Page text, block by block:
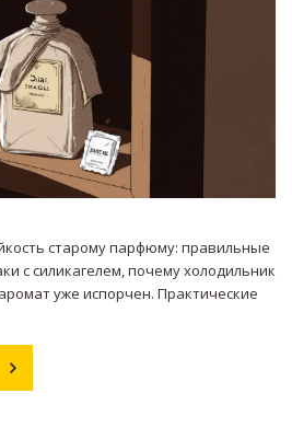
старому парфюму: правильные
с силикагелем, почему холодильник
уже испорчен. Практические